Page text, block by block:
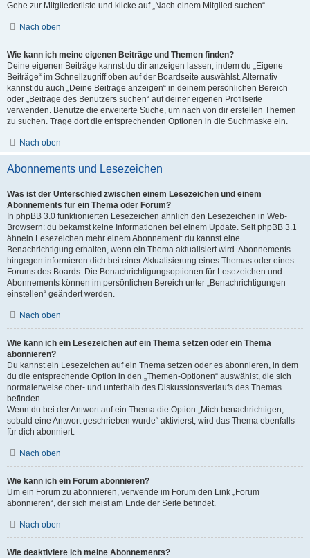
Gehe zur Mitgliederliste und klicke auf „Nach einem Mitglied suchen“.
Nach oben
Wie kann ich meine eigenen Beiträge und Themen finden?
Deine eigenen Beiträge kannst du dir anzeigen lassen, indem du „Eigene
Beiträge“ im Schnellzugriff oben auf der Boardseite auswählst. Alternativ
kannst du auch „Deine Beiträge anzeigen“ in deinem persönlichen Bereich
oder „Beiträge des Benutzers suchen“ auf deiner eigenen Profilseite
verwenden. Benutze die erweiterte Suche, um nach von dir erstellen Themen
zu suchen. Trage dort die entsprechenden Optionen in die Suchmaske ein.
Nach oben
Abonnements und Lesezeichen
Was ist der Unterschied zwischen einem Lesezeichen und einem
Abonnements für ein Thema oder Forum?
In phpBB 3.0 funktionierten Lesezeichen ähnlich den Lesezeichen in Web-
Browsern: du bekamst keine Informationen bei einem Update. Seit phpBB 3.1
ähneln Lesezeichen mehr einem Abonnement: du kannst eine
Benachrichtigung erhalten, wenn ein Thema aktualisiert wird. Abonnements
hingegen informieren dich bei einer Aktualisierung eines Themas oder eines
Forums des Boards. Die Benachrichtigungsoptionen für Lesezeichen und
Abonnements können im persönlichen Bereich unter „Benachrichtigungen
einstellen“ geändert werden.
Nach oben
Wie kann ich ein Lesezeichen auf ein Thema setzen oder ein Thema
abonnieren?
Du kannst ein Lesezeichen auf ein Thema setzen oder es abonnieren, in dem
du die entsprechende Option in den „Themen-Optionen“ auswählst, die sich
normalerweise ober- und unterhalb des Diskussionsverlaufs des Themas
befinden.
Wenn du bei der Antwort auf ein Thema die Option „Mich benachrichtigen,
sobald eine Antwort geschrieben wurde“ aktivierst, wird das Thema ebenfalls
für dich abonniert.
Nach oben
Wie kann ich ein Forum abonnieren?
Um ein Forum zu abonnieren, verwende im Forum den Link „Forum
abonnieren“, der sich meist am Ende der Seite befindet.
Nach oben
Wie deaktiviere ich meine Abonnements?